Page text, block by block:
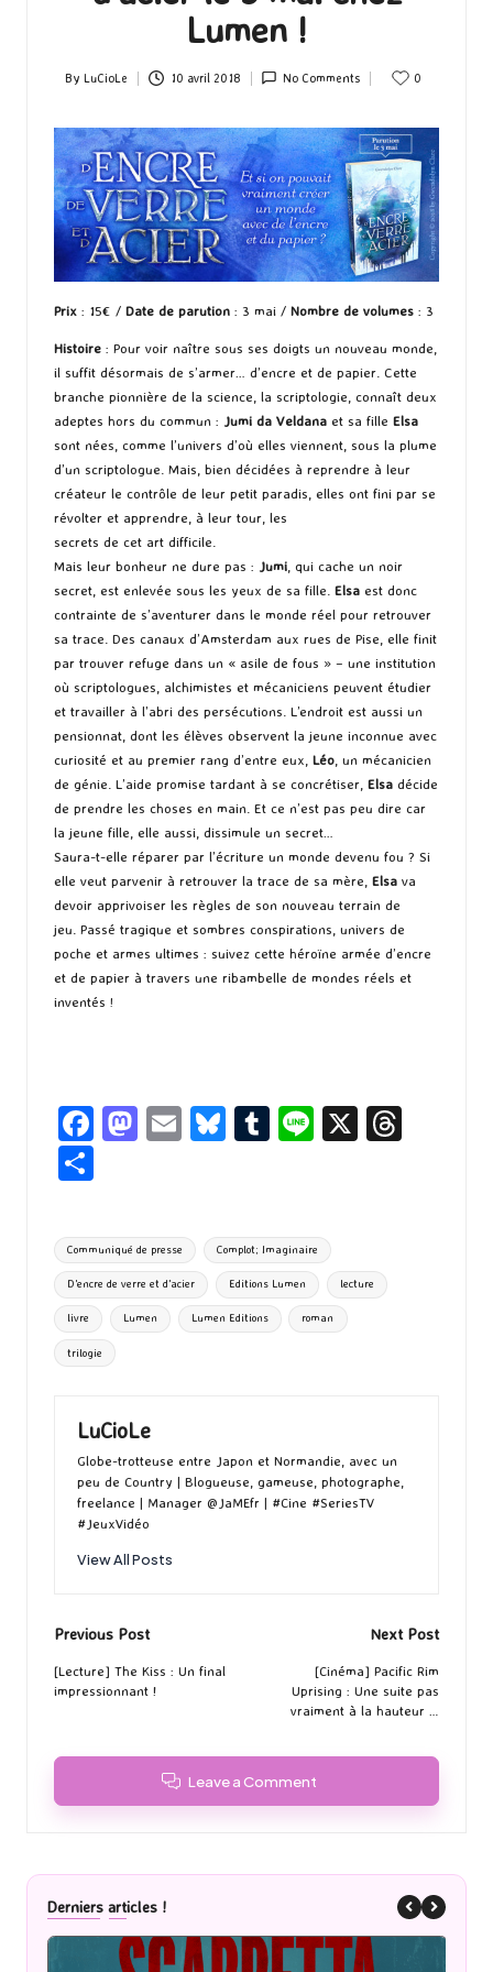
Lumen !
Posted
By LuCioLe 10 avril 2018 No Comments 0
Prix : 15€ / Date de parution : 3 mai / Nombre de volumes : 3
Histoire : Pour voir naître sous ses doigts un nouveau monde,
il suffit désormais de s’armer… d’encre et de papier. Cette
branche pionnière de la science, la scriptologie, connaît deux
adeptes hors du commun : Jumi da Veldana et sa fille Elsa
sont nées, comme l’univers d’où elles viennent, sous la plume
d’un scriptologue. Mais, bien décidées à reprendre à leur
créateur le contrôle de leur petit paradis, elles ont fini par se
révolter et apprendre, à leur tour, les
secrets de cet art difficile.
Mais leur bonheur ne dure pas : Jumi, qui cache un noir
secret, est enlevée sous les yeux de sa fille. Elsa est donc
contrainte de s’aventurer dans le monde réel pour retrouver
sa trace. Des canaux d’Amsterdam aux rues de Pise, elle finit
par trouver refuge dans un « asile de fous » – une institution
où scriptologues, alchimistes et mécaniciens peuvent étudier
et travailler à l’abri des persécutions. L’endroit est aussi un
pensionnat, dont les élèves observent la jeune inconnue avec
curiosité et au premier rang d’entre eux, Léo, un mécanicien
de génie. L’aide promise tardant à se concrétiser, Elsa décide
de prendre les choses en main. Et ce n’est pas peu dire car
la jeune fille, elle aussi, dissimule un secret…
Saura-t-elle réparer par l’écriture un monde devenu fou ? Si
elle veut parvenir à retrouver la trace de sa mère, Elsa va
devoir apprivoiser les règles de son nouveau terrain de
jeu. Passé tragique et sombres conspirations, univers de
poche et armes ultimes : suivez cette héroïne armée d’encre
et de papier à travers une ribambelle de mondes réels et
inventés !
Fa
o
o
k
M
d
o
n
E
l
Bl
ky
T
bl
r
Li X
ta
g
er
Tags:
Communiqué de presse Complot; Imaginaire
D'encre de verre et d'acier Editions Lumen lecture
livre Lumen Lumen Editions roman
trilogie
LuCioLe
Globe-trotteuse entre Japon et Normandie, avec un
peu de Country | Blogueuse, gameuse, photographe,
freelance | Manager @JaMEfr | #Cine #SeriesTV
#JeuxVidéo
View All Posts
Post
navigation
Previous Post
[Lecture] The Kiss : Un final
impressionnant !
Next Post
[Cinéma] Pacific Rim
Uprising : Une suite pas
vraiment à la hauteur …
Leave a Comment
Derniers articles !